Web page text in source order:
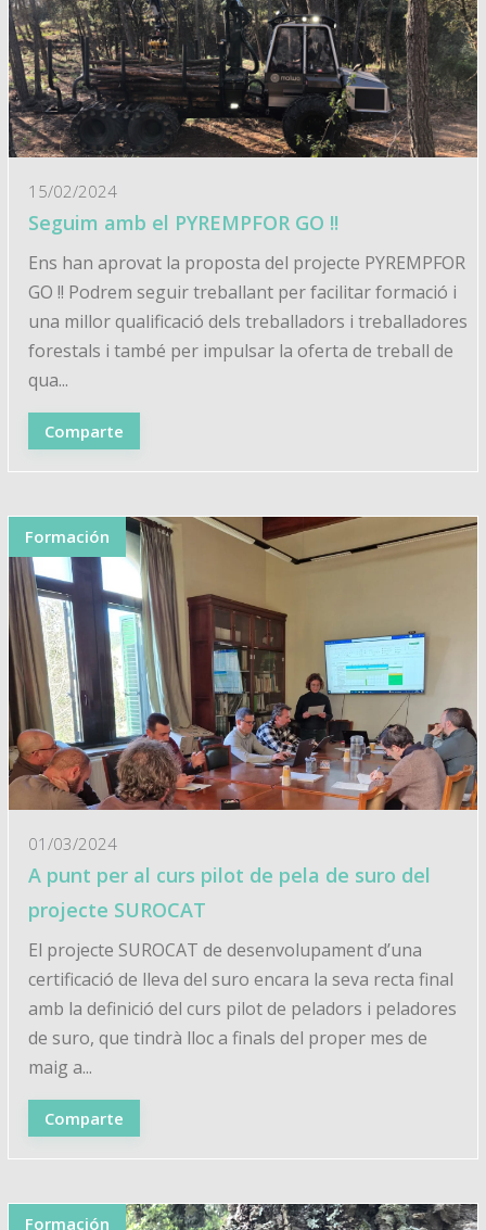
15/02/2024
Seguim amb el PYREMPFOR GO !!
Ens han aprovat la proposta del projecte PYREMPFOR
GO !! Podrem seguir treballant per facilitar formació i
una millor qualificació dels treballadors i treballadores
forestals i també per impulsar la oferta de treball de
qua...
Comparte
Formación
01/03/2024
A punt per al curs pilot de pela de suro del
projecte SUROCAT
El projecte SUROCAT de desenvolupament d’una
certificació de lleva del suro encara la seva recta final
amb la definició del curs pilot de peladors i peladores
de suro, que tindrà lloc a finals del proper mes de
maig a...
Comparte
Formación